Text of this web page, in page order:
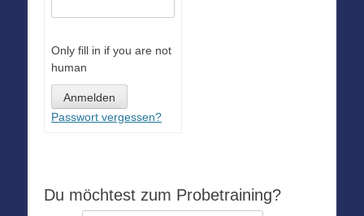
Only fill in if you are not
human
Passwort vergessen?
Du möchtest zum Probetraining?